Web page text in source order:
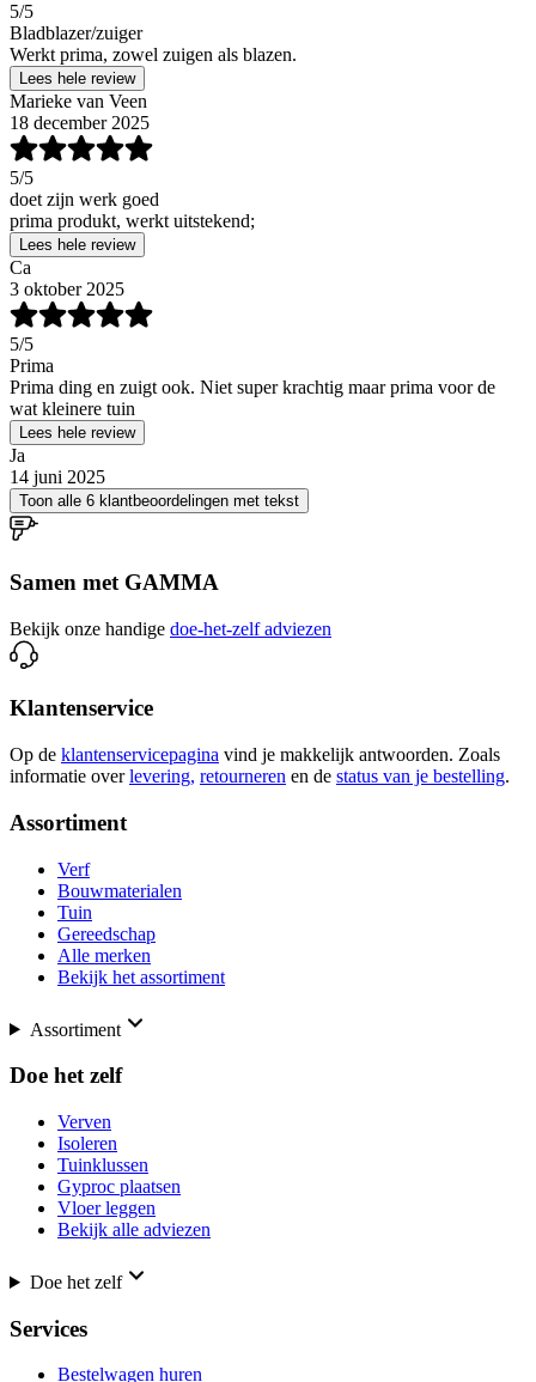
5/5
Bladblazer/zuiger
Werkt prima, zowel zuigen als blazen.
Lees hele review
Marieke van Veen
18 december 2025
5/5
doet zijn werk goed
prima produkt, werkt uitstekend;
Lees hele review
Ca
3 oktober 2025
5/5
Prima
Prima ding en zuigt ook. Niet super krachtig maar prima voor de
wat kleinere tuin
Lees hele review
Ja
14 juni 2025
Toon alle 6 klantbeoordelingen met tekst
Samen met GAMMA
Bekijk onze handige doe-het-zelf adviezen
Klantenservice
Op de klantenservicepagina vind je makkelijk antwoorden. Zoals
informatie over levering, retourneren en de status van je bestelling.
Assortiment
Verf
Bouwmaterialen
Tuin
Gereedschap
Alle merken
Bekijk het assortiment
Assortiment
Doe het zelf
Verven
Isoleren
Tuinklussen
Gyproc plaatsen
Vloer leggen
Bekijk alle adviezen
Doe het zelf
Services
Bestelwagen huren